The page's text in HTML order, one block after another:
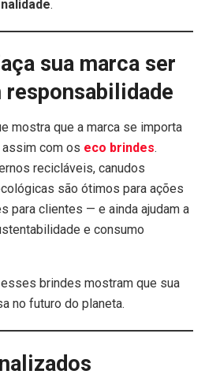
.
sua marca ser
responsabilidade
mostra que a marca se importa
com os eco brindes.
recicláveis, canudos
são ótimos para ações
para clientes — e ainda ajudam a
e consumo
brindes mostram que sua
no futuro do planeta.